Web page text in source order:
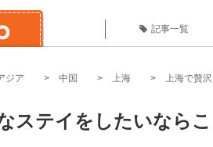
記事一覧
ジア 中国 上海 上海で贅
ステイをしたいなら